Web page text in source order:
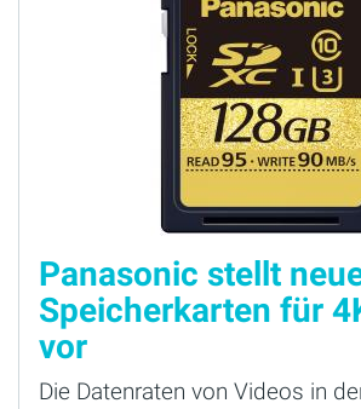
Panasonic stellt
Speicherkarten für
vor
Die Datenraten von Videos in